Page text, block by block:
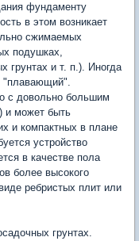
фундаменту
в этом возникает
сжимаемых
подушках,
грунтах и т. п.). Иногда
"плавающий".
с довольно большим
и может быть
и компактных в плане
устройство
в качестве пола
более высокого
ребристых плит или
грунтах.